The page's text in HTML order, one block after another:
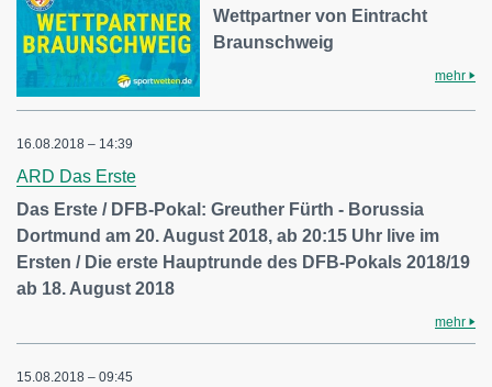
Wettpartner von Eintracht
Braunschweig
mehr
16.08.2018 – 14:39
ARD Das Erste
Das Erste / DFB-Pokal: Greuther Fürth - Borussia
Dortmund am 20. August 2018, ab 20:15 Uhr live im
Ersten / Die erste Hauptrunde des DFB-Pokals 2018/19
ab 18. August 2018
mehr
15.08.2018 – 09:45